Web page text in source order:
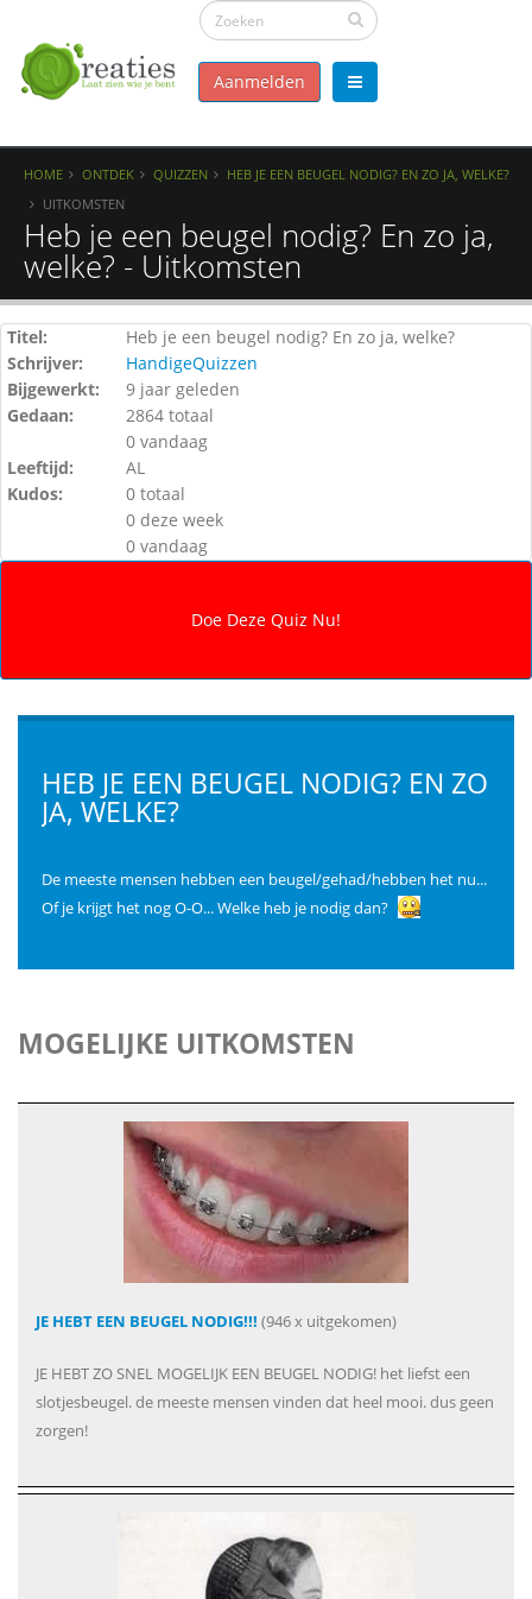
Aanmelden
HOME ONTDEK QUIZZEN
HEB JE EEN BEUGEL NODIG? EN ZO JA, WELKE?
UITKOMSTEN
Heb je een beugel nodig? En zo ja,
welke? - Uitkomsten
Titel:
Heb je een beugel nodig? En zo ja, welke?
Schrijver:
HandigeQuizzen
Bijgewerkt:
9 jaar geleden
Gedaan:
2864 totaal
0 vandaag
Leeftijd:
AL
Kudos:
0 totaal
0 deze week
0 vandaag
HEB JE EEN BEUGEL NODIG? EN ZO
JA, WELKE?
De meeste mensen hebben een beugel/gehad/hebben het nu...
Of je krijgt het nog O-O... Welke heb je nodig dan?
MOGELIJKE UITKOMSTEN
JE HEBT EEN BEUGEL NODIG!!! (946 x uitgekomen)
JE HEBT ZO SNEL MOGELIJK EEN BEUGEL NODIG! het liefst een
slotjesbeugel. de meeste mensen vinden dat heel mooi. dus geen
zorgen!